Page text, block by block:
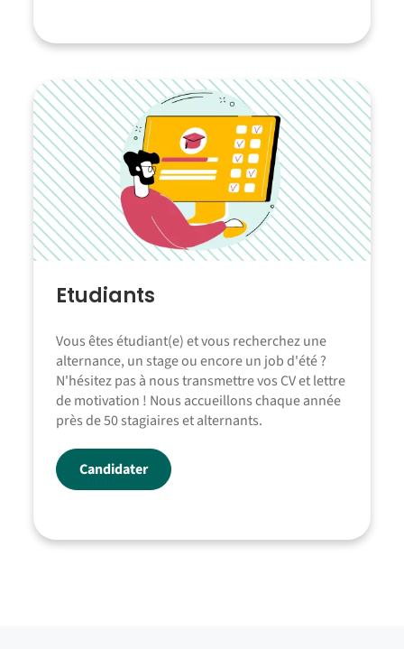
Etudiants
Vous êtes étudiant(e) et vous recherchez une
alternance, un stage ou encore un job d'été ?
N'hésitez pas à nous transmettre vos CV et lettre
de motivation ! Nous accueillons chaque année
près de 50 stagiaires et alternants.
Candidater